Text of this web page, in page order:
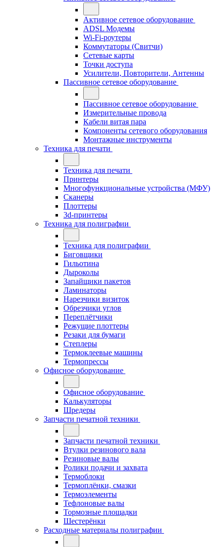
Активное сетевое оборудование
ADSL Модемы
Wi-Fi-роутеры
Коммутаторы (Свитчи)
Сетевые карты
Точки доступа
Усилители, Повторители, Антенны
Пассивное сетевое оборудование
Пассивное сетевое оборудование
Измерительные провода
Кабели витая пара
Компоненты сетевого оборудования
Монтажные инструменты
Техника для печати
Техника для печати
Принтеры
Многофункциональные устройства (МФУ)
Сканеры
Плоттеры
3d-принтеры
Техника для полиграфии
Техника для полиграфии
Биговщики
Гильотина
Дыроколы
Запайщики пакетов
Ламинаторы
Нарезчики визиток
Обрезчики углов
Переплётчики
Режущие плоттеры
Резаки для бумаги
Степлеры
Термоклеевые машины
Термопрессы
Офисное оборудование
Офисное оборудование
Калькуляторы
Шредеры
Запчасти печатной техники
Запчасти печатной техники
Втулки резинового вала
Резиновые валы
Ролики подачи и захвата
Термоблоки
Термоплёнки, смазки
Термоэлементы
Тефлоновые валы
Тормозные площадки
Шестерёнки
Расходные материалы полиграфии